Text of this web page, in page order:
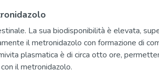
La sua biodisponibilità è elevata,
il metronidazolo con formazione di
plasmatica è di circa otto ore,
il metronidazolo.